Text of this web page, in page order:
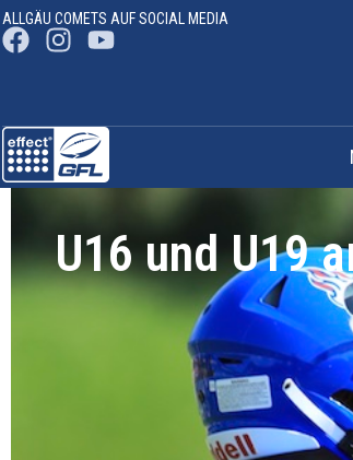
ALLGÄU COMETS AUF SOCIAL MEDIA
U16 und U19